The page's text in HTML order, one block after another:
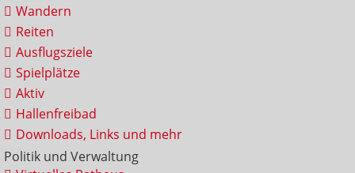
Wandern
Reiten
Ausflugsziele
Spielplätze
Aktiv
Hallenfreibad
Downloads, Links und mehr
Politik und Verwaltung